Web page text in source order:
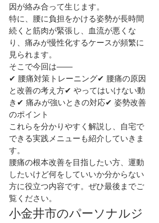
因が絡み合って生じます。
特に、腰に負担をかける姿勢が長時間
続くと筋肉が緊張し、血流が悪くな
り、痛みが慢性化するケースが頻繁に
見られます。
そこで今回は――
✔ 腰痛対策トレーニング✔ 腰痛の原因
と改善の考え方✔ やってはいけない動
き✔ 痛みが強いときの対応✔ 姿勢改善
のポイント
これらを分かりやすく解説し、自宅で
できる実践メニューも紹介していきま
す。
腰痛の根本改善を目指したい方、運動
したいけど何をしていいか分からない
方に役立つ内容です。ぜひ最後までご
覧ください。
小金井市のパーソナルジ